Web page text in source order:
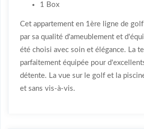
1 Box
Cet appartement en 1ère ligne de
par sa qualité d'ameublement et
été choisi avec soin et élégance. La
parfaitement équipée pour
détente. La vue sur le golf et la
et sans vis-à-vis.